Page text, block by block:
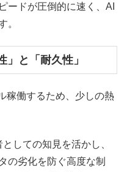
ードが圧倒的に速く、AI
。
と「耐久性」
稼働するため、少しの熱
しての知見を活かし、
の劣化を防ぐ高度な制